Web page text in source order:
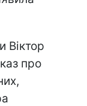
Віктор
про